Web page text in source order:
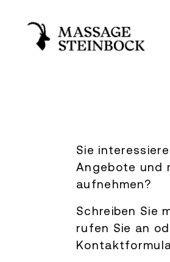
Sie
Angebote und
aufnehmen?
Schreiben Sie
rufen Sie an